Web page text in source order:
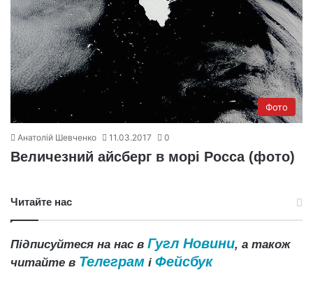
Фото
Анатолій Шевченко 11.03.2017 0
Величезний айсберг в морі Росса (фото)
Читайте нас
Підписуйтеся на нас в Гугл Новини, а також
читайте в Телеграм і Фейсбук